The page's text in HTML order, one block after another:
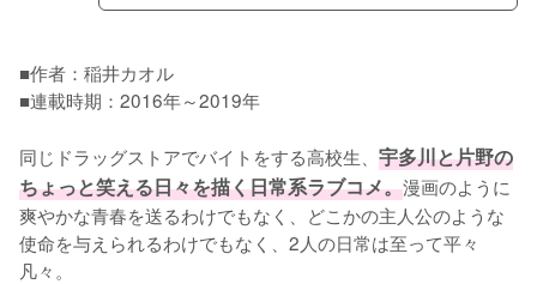
■作者：稲井カオル
■連載時期：2016年～2019年
同じドラッグストアでバイトをする高校生、 宇多川と片野の
ちょっと笑える日々を描く日常系ラブコメ。漫画のように
爽やかな青春を送るわけでもなく、どこかの主人公のような
使命を与えられるわけでもなく、2人の日常は至って平々
凡々。